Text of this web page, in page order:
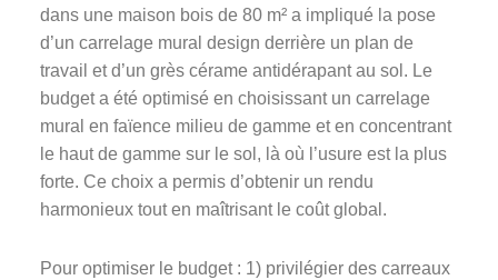
dans une maison bois de 80 m² a impliqué la pose
d’un carrelage mural design derrière un plan de
travail et d’un grès cérame antidérapant au sol. Le
budget a été optimisé en choisissant un carrelage
mural en faïence milieu de gamme et en concentrant
le haut de gamme sur le sol, là où l’usure est la plus
forte. Ce choix a permis d’obtenir un rendu
harmonieux tout en maîtrisant le coût global.
Pour optimiser le budget : 1) privilégier des carreaux